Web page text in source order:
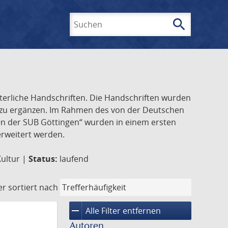
search
Handschriften. Die Handschriften wurden
ergänzen. Im Rahmen des von der Deutschen
SUB Göttingen“ wurden in einem ersten
werden.
| Status: laufend
sortiert nach
remove Alle Filter entfernen